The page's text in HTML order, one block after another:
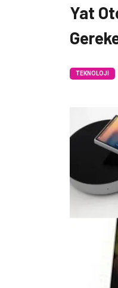
Yat
TEKNOLOJI